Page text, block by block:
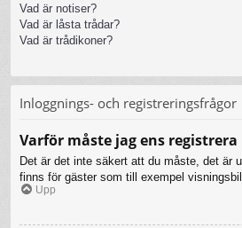
Vad är notiser?
Vad är låsta trådar?
Vad är trådikoner?
Inloggnings- och registreringsfrågor
Varför måste jag ens registrera
Det är det inte säkert att du måste, det är
finns för gäster som till exempel
Upp